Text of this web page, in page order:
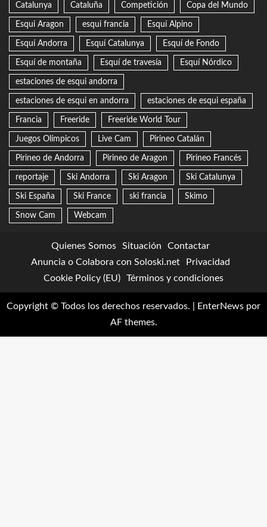
Catalunya Cataluña Competición Copa del Mundo
Esqui Aragon esqui francia Esquí Alpino
Esquí Andorra Esquí Catalunya Esquí de Fondo
Esquí de montaña Esquí de travesía Esquí Nórdico
estaciones de esqui andorra
estaciones de esqui en andorra estaciones de esqui españa
Francia Freeride Freeride World Tour
Juegos Olímpicos Live Cam Pirineo Catalán
Pirineo de Andorra Pirineo de Aragon Pirineo Francés
reportaje Ski Andorra Ski Aragon Ski Catalunya
Ski España Ski France ski francia Skimo
Snow Cam Webcam
Quienes Somos Situación
Contactar
Anuncia o Colabora con Soloski.net
Privacidad
Cookie Policy (EU)
Términos y condiciones
Copyright © Todos los derechos reservados. EnterNews por
AF themes.